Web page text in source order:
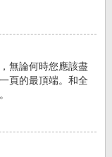
無論何時您應該盡
頁的最頂端。和全